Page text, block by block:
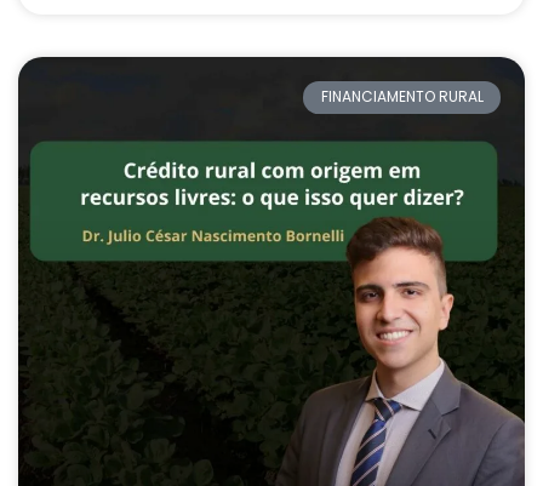
FINANCIAMENTO RURAL